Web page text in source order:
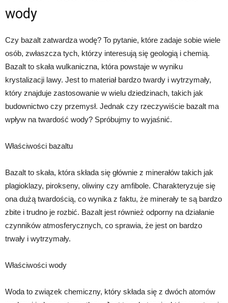
wody
Czy bazalt zatwardza wodę? To pytanie, które zadaje sobie wiele
osób, zwłaszcza tych, którzy interesują się geologią i chemią.
Bazalt to skała wulkaniczna, która powstaje w wyniku
krystalizacji lawy. Jest to materiał bardzo twardy i wytrzymały,
który znajduje zastosowanie w wielu dziedzinach, takich jak
budownictwo czy przemysł. Jednak czy rzeczywiście bazalt ma
wpływ na twardość wody? Spróbujmy to wyjaśnić.
Właściwości bazaltu
Bazalt to skała, która składa się głównie z minerałów takich jak
plagioklazy, pirokseny, oliwiny czy amfibole. Charakteryzuje się
ona dużą twardością, co wynika z faktu, że minerały te są bardzo
zbite i trudno je rozbić. Bazalt jest również odporny na działanie
czynników atmosferycznych, co sprawia, że jest on bardzo
trwały i wytrzymały.
Właściwości wody
Woda to związek chemiczny, który składa się z dwóch atomów